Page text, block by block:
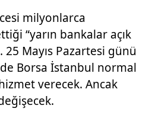
milyonlarca
“yarın bankalar açık
25 Mayıs Pazartesi günü
Borsa İstanbul normal
verecek. Ancak